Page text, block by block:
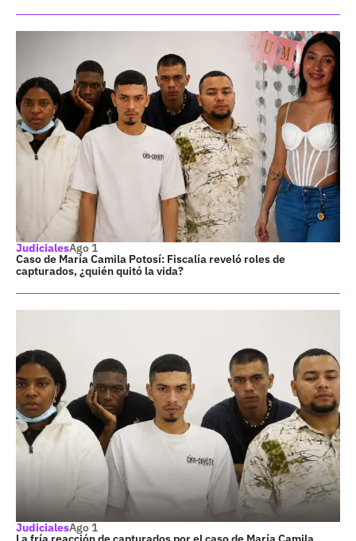
JudicialesAgo 1
Caso de María Camila Potosí: Fiscalía reveló roles de
capturados, ¿quién quitó la vida?
JudicialesAgo 1